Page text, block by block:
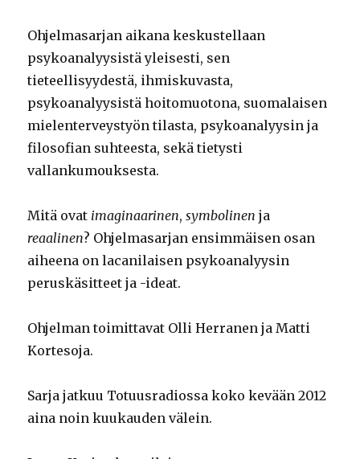
Ohjelmasarjan aikana keskustellaan
psykoanalyysistä yleisesti, sen
tieteellisyydestä, ihmiskuvasta,
psykoanalyysistä hoitomuotona, suomalaisen
mielenterveystyön tilasta, psykoanalyysin ja
filosofian suhteesta, sekä tietysti
vallankumouksesta.
Mitä ovat imaginaarinen,symbolinen ja
reaalinen? Ohjelmasarjan ensimmäisen osan
aiheena on lacanilaisen psykoanalyysin
peruskäsitteet ja -ideat.
Ohjelman toimittavat Olli Herranen ja Matti
Kortesoja.
Sarja jatkuu Totuusradiossa koko kevään 2012
aina noin kuukauden välein.